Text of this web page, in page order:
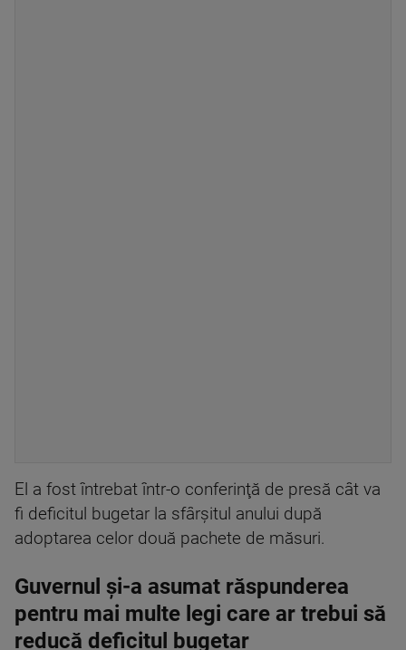
El a fost întrebat într-o conferinţă de presă cât va
fi deficitul bugetar la sfârşitul anului după
adoptarea celor două pachete de măsuri.
Guvernul și-a asumat răspunderea
pentru mai multe legi care ar trebui să
reducă deficitul bugetar